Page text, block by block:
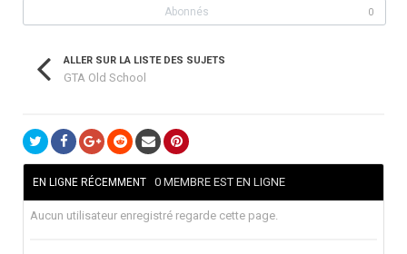
Abonnés 0
ALLER SUR LA LISTE DES SUJETS
GTA Old School
EN LIGNE RÉCEMMENT 0 MEMBRE EST EN LIGNE
Aucun utilisateur enregistré regarde cette page.